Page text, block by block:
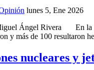
lunes 5, Ene 2026
Ángel Rivera En la
y más de 100 resultaron
nucleares y